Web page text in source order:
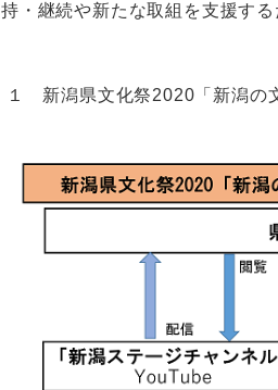
持・継続や新たな取組を支援す
１ 新潟県文化祭2020「新潟の